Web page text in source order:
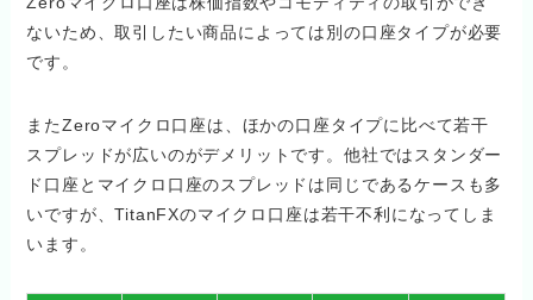
ないため、取引したい商品によっては別の口座タイプが必要
です。
またZeroマイクロ口座は、ほかの口座タイプに比べて若干
スプレッドが広いのがデメリットです。他社ではスタンダー
ド口座とマイクロ口座のスプレッドは同じであるケースも多
いですが、TitanFXのマイクロ口座は若干不利になってしま
います。